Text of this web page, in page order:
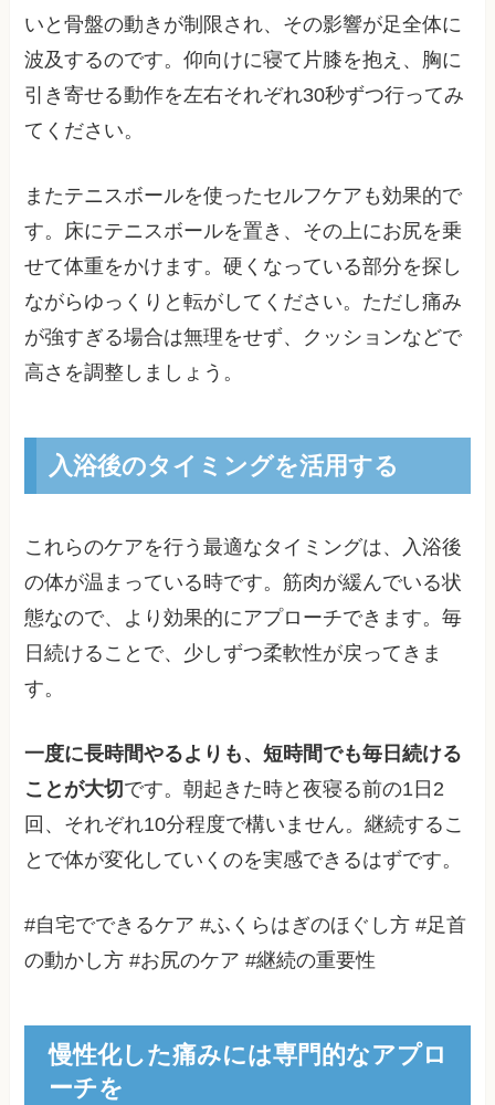
いと骨盤の動きが制限され、その影響が足全体に
波及するのです。仰向けに寝て片膝を抱え、胸に
引き寄せる動作を左右それぞれ30秒ずつ行ってみ
てください。
またテニスボールを使ったセルフケアも効果的で
す。床にテニスボールを置き、その上にお尻を乗
せて体重をかけます。硬くなっている部分を探し
ながらゆっくりと転がしてください。ただし痛み
が強すぎる場合は無理をせず、クッションなどで
高さを調整しましょう。
入浴後のタイミングを活用する
これらのケアを行う最適なタイミングは、入浴後
の体が温まっている時です。筋肉が緩んでいる状
態なので、より効果的にアプローチできます。毎
日続けることで、少しずつ柔軟性が戻ってきま
す。
一度に長時間やるよりも、短時間でも毎日続ける
ことが大切 です。朝起きた時と夜寝る前の1日2
回、それぞれ10分程度で構いません。継続するこ
とで体が変化していくのを実感できるはずです。
#自宅でできるケア #ふくらはぎのほぐし方 #足首
の動かし方 #お尻のケア #継続の重要性
慢性化した痛みには専門的なアプロ
ーチを